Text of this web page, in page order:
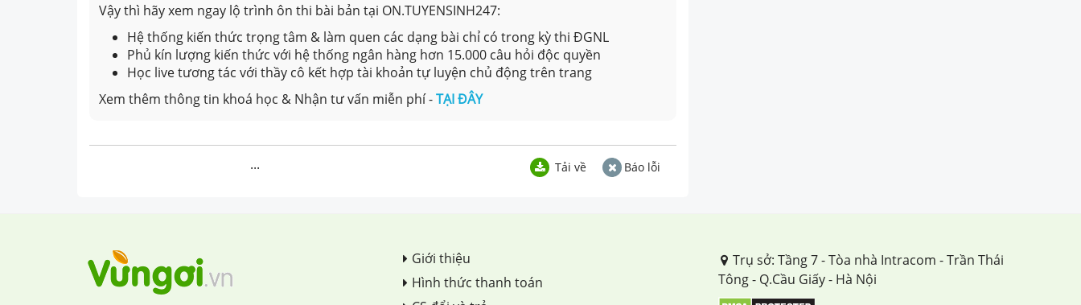
Vậy thì hãy xem ngay lộ trình ôn thi bài bản tại ON.TUYENSINH247:
Hệ thống kiến thức trọng tâm & làm quen các dạng bài chỉ có trong kỳ thi ĐGNL
Phủ kín lượng kiến thức với hệ thống ngân hàng hơn 15.000 câu hỏi độc quyền
Học live tương tác với thầy cô kết hợp tài khoản tự luyện chủ động trên trang
Xem thêm thông tin khoá học & Nhận tư vấn miễn phí -TẠI ĐÂY
... Tải về Báo lỗi
Giới thiệu
Hình thức thanh toán
Trụ sở: Tầng 7 - Tòa nhà Intracom - Trần Thái
Tông - Q.Cầu Giấy - Hà Nội